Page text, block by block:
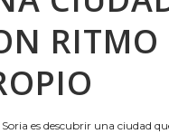
RITMO
es descubrir una ciudad